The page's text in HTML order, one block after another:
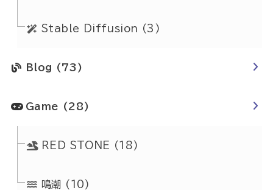
Stable Diffusion (3)
Blog (73)
Game (28)
RED STONE (18)
鳴潮 (10)